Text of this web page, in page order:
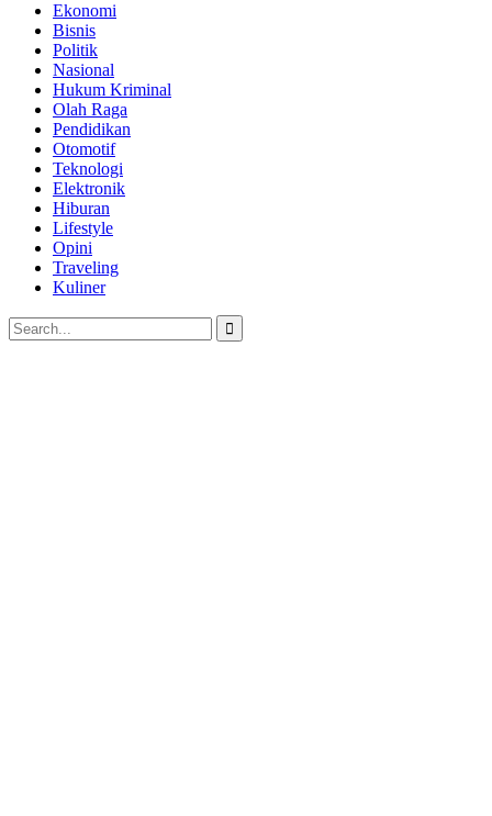
Ekonomi
Bisnis
Politik
Nasional
Hukum Kriminal
Olah Raga
Pendidikan
Otomotif
Teknologi
Elektronik
Hiburan
Lifestyle
Opini
Traveling
Kuliner